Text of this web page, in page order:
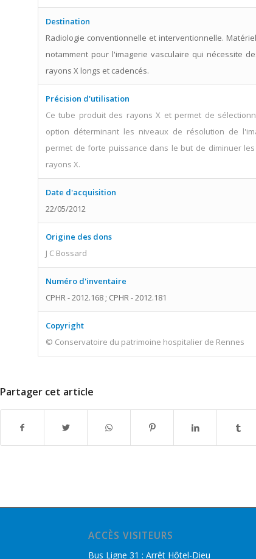
Destination
Radiologie conventionnelle et interventionnelle.
notamment pour l'imagerie vasculaire qui nécessite
rayons X longs et cadencés.
Précision d'utilisation
Ce tube produit des rayons X et permet de
option déterminant les niveaux de résolution de
permet de forte puissance dans le but de diminuer
rayons X.
Date d'acquisition
22/05/2012
Origine des dons
J C Bossard
Numéro d'inventaire
CPHR - 2012.168 ; CPHR - 2012.181
Copyright
© Conservatoire du patrimoine hospitalier de Rennes
Partager cet article
ACCÈS VISITEURS
Bus Ligne 31 : Arrêt Hôtel-Dieu